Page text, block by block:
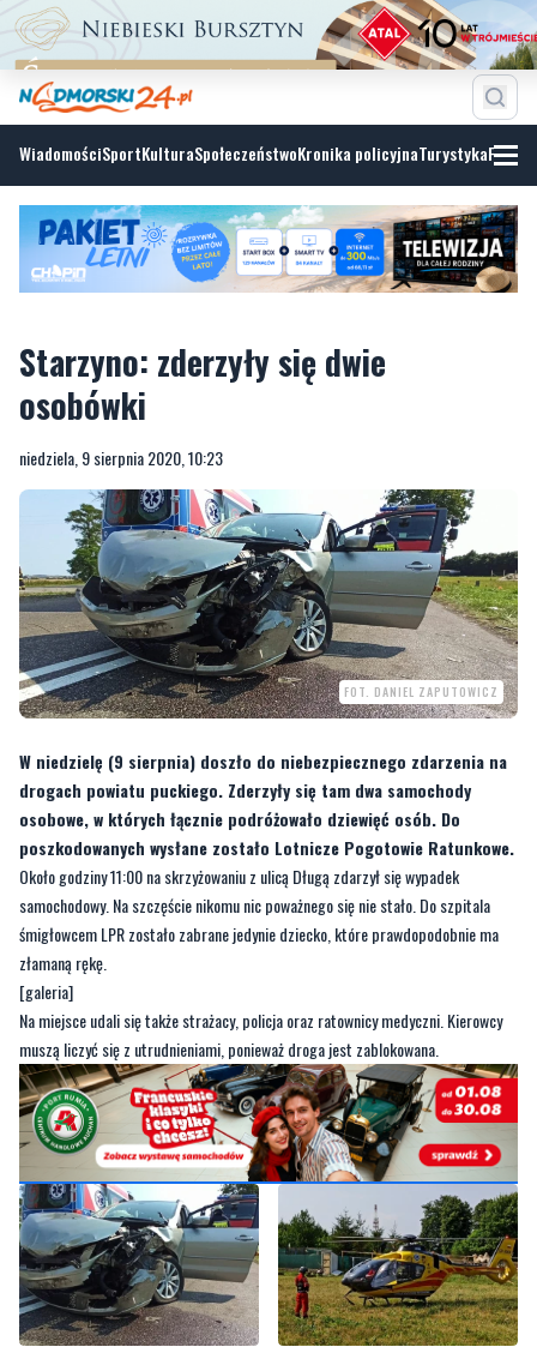
WiadomościSportKulturaSpołeczeństwoKronika policyjnaTurystyka
Starzyno: zderzyły się dwie
osobówki
niedziela, 9 sierpnia 2020, 10:23
FOT. DANIEL ZAPUTOWICZ
W niedzielę (9 sierpnia) doszło do niebezpiecznego zdarzenia na
drogach powiatu puckiego. Zderzyły się tam dwa samochody
osobowe, w których łącznie podróżowało dziewięć osób. Do
poszkodowanych wysłane zostało Lotnicze Pogotowie Ratunkowe.
Około godziny 11:00 na skrzyżowaniu z ulicą Długą zdarzył się wypadek
samochodowy. Na szczęście nikomu nic poważnego się nie stało. Do szpitala
śmigłowcem LPR zostało zabrane jedynie dziecko, które prawdopodobnie ma
złamaną rękę.
[galeria]
Na miejsce udali się także strażacy, policja oraz ratownicy medyczni. Kierowcy
muszą liczyć się z utrudnieniami, ponieważ droga jest zablokowana.